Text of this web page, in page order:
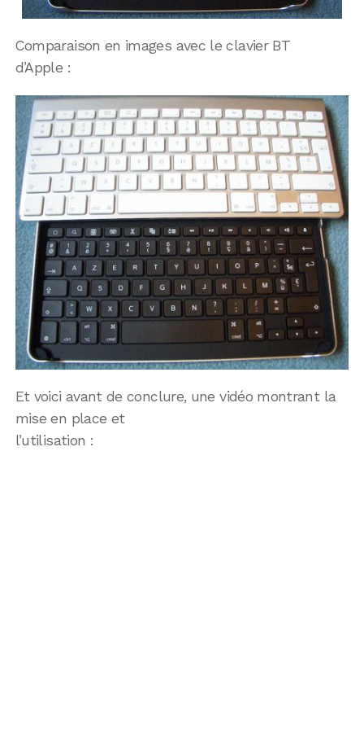
Comparaison en images avec le clavier BT
d’Apple :
Et voici avant de conclure, une vidéo montrant la
mise en place et
l’utilisation :